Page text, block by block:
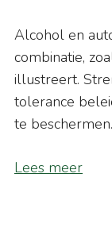
Alcohol en
combinatie,
illustreert.
tolerance
te beschermen.
Lees meer